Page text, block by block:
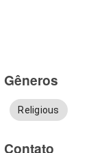
Gêneros
Religious
Contato